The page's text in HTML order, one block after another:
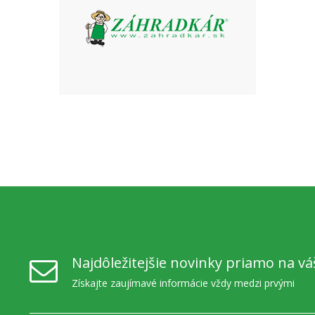
Najdôležitejšie novinky priamo na
Získajte zaujímavé informácie vždy medzi prvými